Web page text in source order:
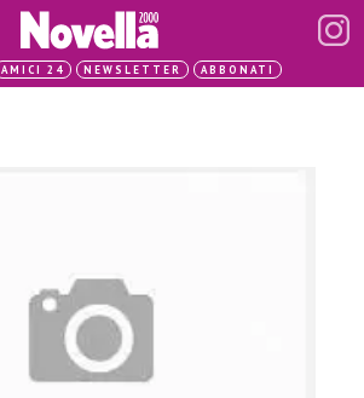
AMICI 24 NEWSLETTER ABBONATI